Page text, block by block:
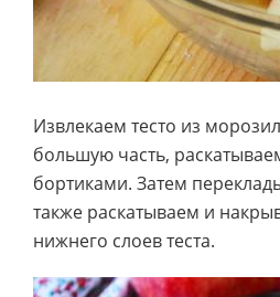
Извлекаем тесто из
большую часть,
бортиками. Затем
также раскатываем и
нижнего слоев теста.